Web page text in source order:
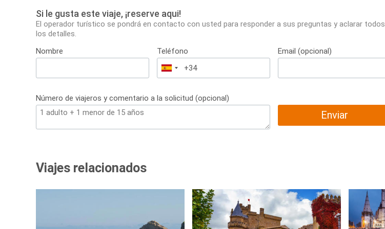
Si le gusta este viaje, ¡reserve aqui!
El operador turístico se pondrá en contacto con usted para responder a sus preguntas y aclarar todos
los detalles.
Nombre
Teléfono
España
+34
Email (opcional)
Número de viajeros y comentario a la solicitud (opcional)
Enviar
Viajes relacionados